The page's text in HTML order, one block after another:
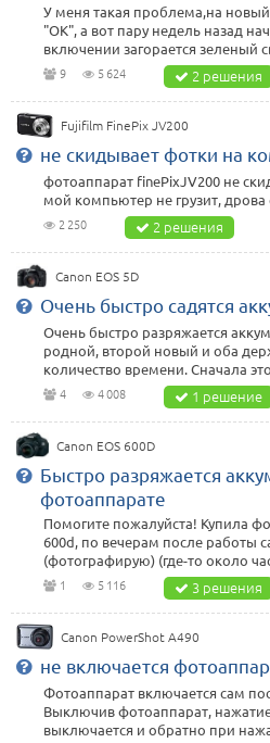
У меня такая проблема,на
"ОК", а вот пару недель назад
включении загорается зеленый
9 5 624 2 решения
Fujifilm FinePix JV200
не скидывает фотки на
фотоаппарат finePixJV200 не
мой компьютер не грузит, дрова
2 250 2 решения
Canon EOS 5D
Очень быстро садятся
Очень быстро разряжается
родной, второй новый и оба
количество времени. Сначала
4 4 008 1 решение
Canon EOS 600D
Быстро разряжается
фотоаппарате
Помогите пожалуйста! Купила
600d, по вечерам после работы
(фотографирую) (где-то около
1 5 116 3 решения
Canon PowerShot A490
не включается
Фотоаппарат включается сам
Выключив фотоаппарат,
выключается и обратно при